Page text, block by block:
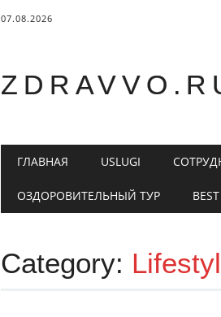
07.08.2026
Main menu
ГЛАВНАЯ USLUGI
ОЗДОРОВИТЕЛЬНЫЙ ТУР
Category: